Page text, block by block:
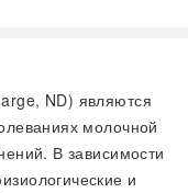
ND) являются
молочной
В зависимости
и